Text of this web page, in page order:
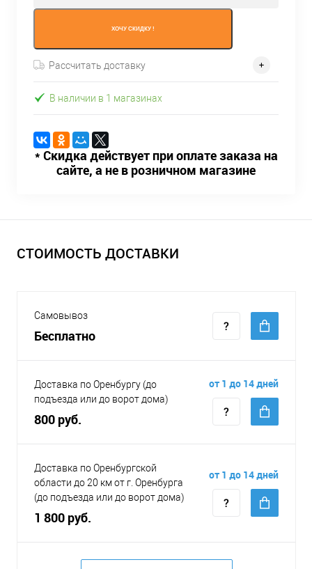
ХОЧУ СКИДКУ !
Рассчитать доставку
В наличии в 1 магазинах
* Скидка действует при оплате заказа на
сайте, а не в розничном магазине
СТОИМОСТЬ ДОСТАВКИ
Самовывоз
Бесплатно
Доставка по Оренбургу (до
подъезда или до ворот дома)
800 руб.
от 1 до 14 дней
Доставка по Оренбургской
области до 20 км от г. Оренбурга
(до подъезда или до ворот дома)
1 800 руб.
от 1 до 14 дней